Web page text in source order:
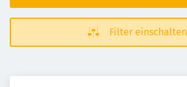
Filter einschalten